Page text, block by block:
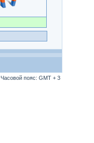
Часовой пояс: GMT + 3